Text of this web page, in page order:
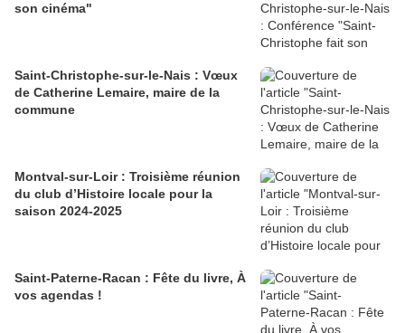
son cinéma"
Saint-Christophe-sur-le-Nais : Vœux
de Catherine Lemaire, maire de la
commune
Montval-sur-Loir : Troisième réunion
du club d’Histoire locale pour la
saison 2024-2025
Saint-Paterne-Racan : Fête du livre, À
vos agendas !